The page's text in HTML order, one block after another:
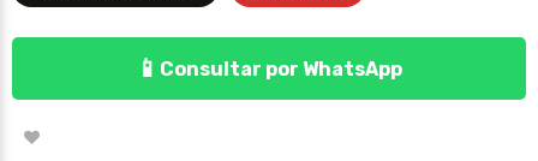
📱 Consultar por WhatsApp